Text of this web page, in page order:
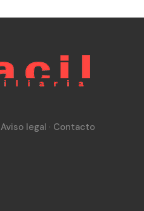
Aviso legal · Contacto